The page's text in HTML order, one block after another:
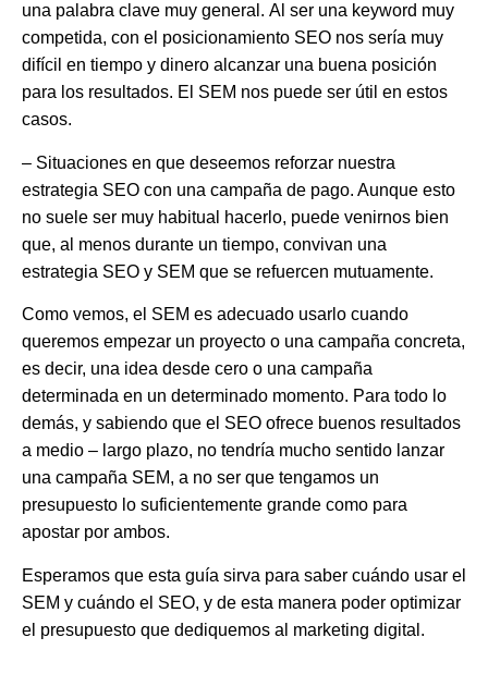
una palabra clave muy general. Al ser una keyword muy
competida, con el posicionamiento SEO nos sería muy
difícil en tiempo y dinero alcanzar una buena posición
para los resultados. El SEM nos puede ser útil en estos
casos.
– Situaciones en que deseemos reforzar nuestra
estrategia SEO con una campaña de pago. Aunque esto
no suele ser muy habitual hacerlo, puede venirnos bien
que, al menos durante un tiempo, convivan una
estrategia SEO y SEM que se refuercen mutuamente.
Como vemos, el SEM es adecuado usarlo cuando
queremos empezar un proyecto o una campaña concreta,
es decir, una idea desde cero o una campaña
determinada en un determinado momento. Para todo lo
demás, y sabiendo que el SEO ofrece buenos resultados
a medio – largo plazo, no tendría mucho sentido lanzar
una campaña SEM, a no ser que tengamos un
presupuesto lo suficientemente grande como para
apostar por ambos.
Esperamos que esta guía sirva para saber cuándo usar el
SEM y cuándo el SEO, y de esta manera poder optimizar
el presupuesto que dediquemos al marketing digital.